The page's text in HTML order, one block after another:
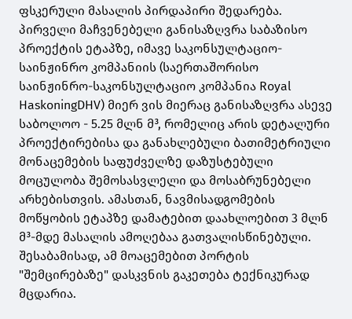
ფსკერული მასალის პირდაპირი შედარება.
პირველი მაჩვენებელი განისაზღვრა საბაზისო
პროექტის ეტაპზე, იმავე საკონსულტაციო-
საინჟინრო კომპანიის (საერთაშორისო
საინჟინრო-საკონსულტაციო კომპანია Royal
HaskoningDHV) მიერ ვის მიერაც განისაზღვრა ასევე
საბოლოო - 5.25 მლნ მ³, რომელიც არის დეტალური
პროექტირებისა და განახლებული ბათიმეტრიული
მონაცემების საფუძველზე დაზუსტებული
მოცულობა შემოსასვლელი და მოსაბრუნებელი
არხებისთვის. ამასთან, ნავმისადგომების
მოწყობის ეტაპზე დამატებით დაახლოებით 3 მლნ
მ³-მდე მასალის ამოღებაა გათვალისწინებული.
შესაბამისად, ამ მოაცემებით პორტის
"შემცირებაზე" დასკვნის გაკეთება ტექნიკურად
მცდარია.